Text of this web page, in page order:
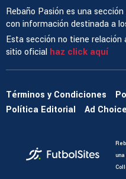
Rebaño Pasión es una
con información destinada a
Esta sección no tiene relación
sitio oficial haz click aquí
Términos y Condiciones
Política Editorial
Ad